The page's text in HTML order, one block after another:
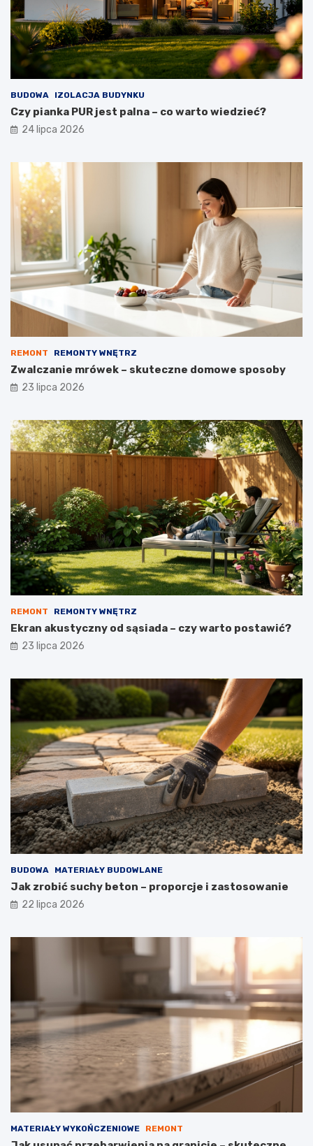
BUDOWA IZOLACJA BUDYNKU
Czy pianka PUR jest palna – co warto wiedzieć?
24 lipca 2026
REMONT REMONTY WNĘTRZ
Zwalczanie mrówek – skuteczne domowe sposoby
23 lipca 2026
REMONT REMONTY WNĘTRZ
Ekran akustyczny od sąsiada – czy warto postawić?
23 lipca 2026
BUDOWA MATERIAŁY BUDOWLANE
Jak zrobić suchy beton – proporcje i zastosowanie
22 lipca 2026
MATERIAŁY WYKOŃCZENIOWE REMONT